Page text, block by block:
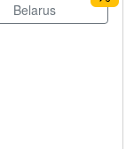
Belarus